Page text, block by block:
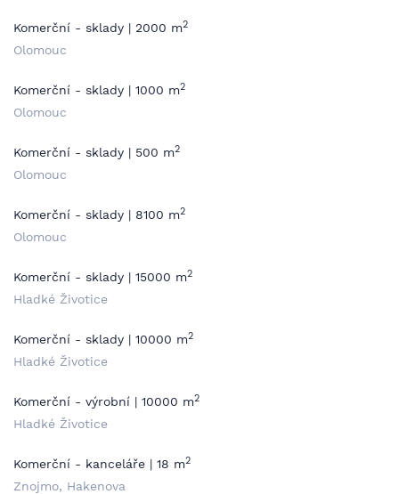
Komerční - sklady | 2000 m2
Olomouc
Komerční - sklady | 1000 m2
Olomouc
Komerční - sklady | 500 m2
Olomouc
Komerční - sklady | 8100 m2
Olomouc
Komerční - sklady | 15000 m2
Hladké Životice
Komerční - sklady | 10000 m2
Hladké Životice
Komerční - výrobní | 10000 m2
Hladké Životice
Komerční - kanceláře | 18 m2
Znojmo, Hakenova